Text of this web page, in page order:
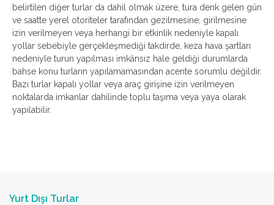
belirtilen diğer turlar da dahil olmak üzere, tura denk gelen gün
ve saatte yerel otoriteler tarafından gezilmesine, girilmesine
izin verilmeyen veya herhangi bir etkinlik nedeniyle kapalı
yollar sebebiyle gerçekleşmediği takdirde, keza hava şartları
nedeniyle turun yapılması imkânsız hale geldiği durumlarda
bahse konu turların yapılamamasından acente sorumlu değildir.
Bazı turlar kapalı yollar veya araç girişine izin verilmeyen
noktalarda imkanlar dahilinde toplu taşıma veya yaya olarak
yapılabilir.
Yurt Dışı Turlar